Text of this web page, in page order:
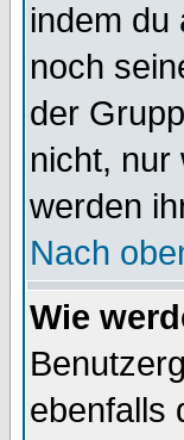
indem du
noch
der
nicht, nur
werden
Nach
Wie
ebenfalls